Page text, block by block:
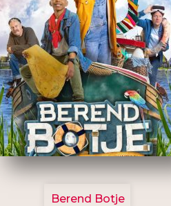
2799
Berend Botje